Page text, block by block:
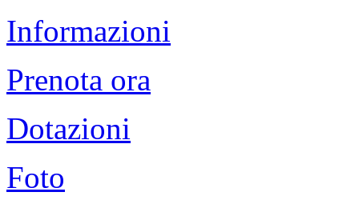
Informazioni
Prenota ora
Dotazioni
Foto